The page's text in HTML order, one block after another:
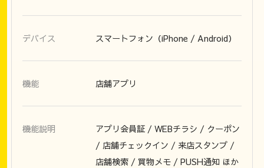
デバイス スマートフォン（iPhone / Android）
機能 店舗アプリ
機能説明
アプリ会員証 / WEBチラシ / クーポン
/ 店舗チェックイン / 来店スタンプ /
店舗検索 / 買物メモ / PUSH通知 ほか